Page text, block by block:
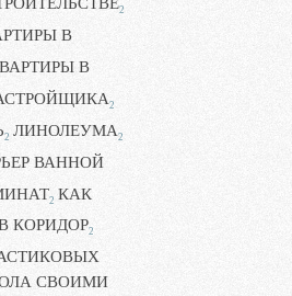
2
В
В
2
2 ЛИНОЛЕУМА2
ВАННОЙ
2 КАК
КОРИДОР2
СВОИМИ